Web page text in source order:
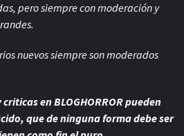
pero siempre conmoderación y
nuevos siempre son moderados
en BLOGHORROR pueden
que de ninguna forma debe ser